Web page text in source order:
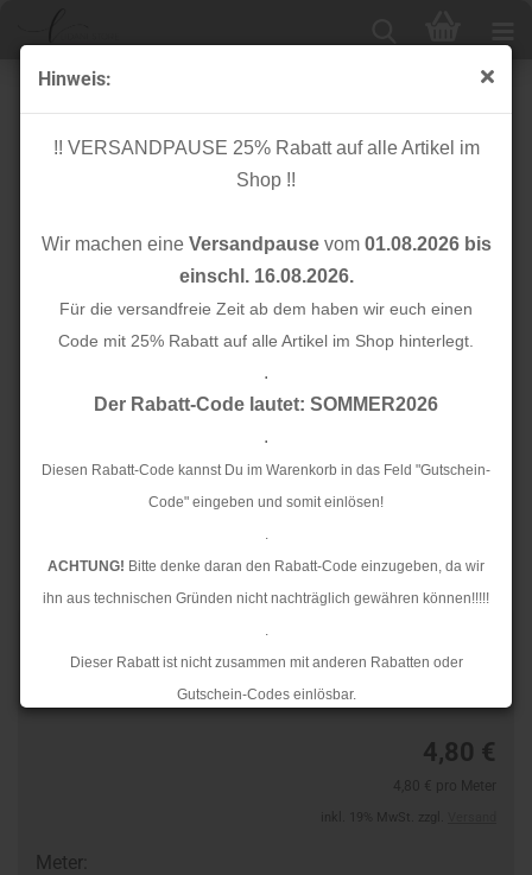
Hinweis:
!! VERSANDPAUSE 25% Rabatt auf alle Artikel im
Shop !!
Wir machen eine Versandpausevom 01.08.2026 bis
einschl. 16.08.2026.
Für die versandfreie Zeit ab dem haben wir euch einen
Code mit 25% Rabatt auf alle Artikel im Shop hinterlegt.
.
Der Rabatt-Code lautet: SOMMER2026
.
Diesen Rabatt-Code kannst Du im Warenkorb in das Feld "Gutschein-
Code" eingeben und somit einlösen!
.
ACHTUNG! Bitte denke daran den Rabatt-Code einzugeben, da wir
ihn aus technischen Gründen nicht nachträglich gewähren können!!!!!
.
Dieser Rabatt ist nicht zusammen mit anderen Rabatten oder
Gutschein-Codes einlösbar.
Ab dem 17.08.2026 versenden wir wieder wie gewohnt. Aufgrund des
Webband - Moin. - dunkelrot - Ännisews und Prülla
4,80 €
Meter: